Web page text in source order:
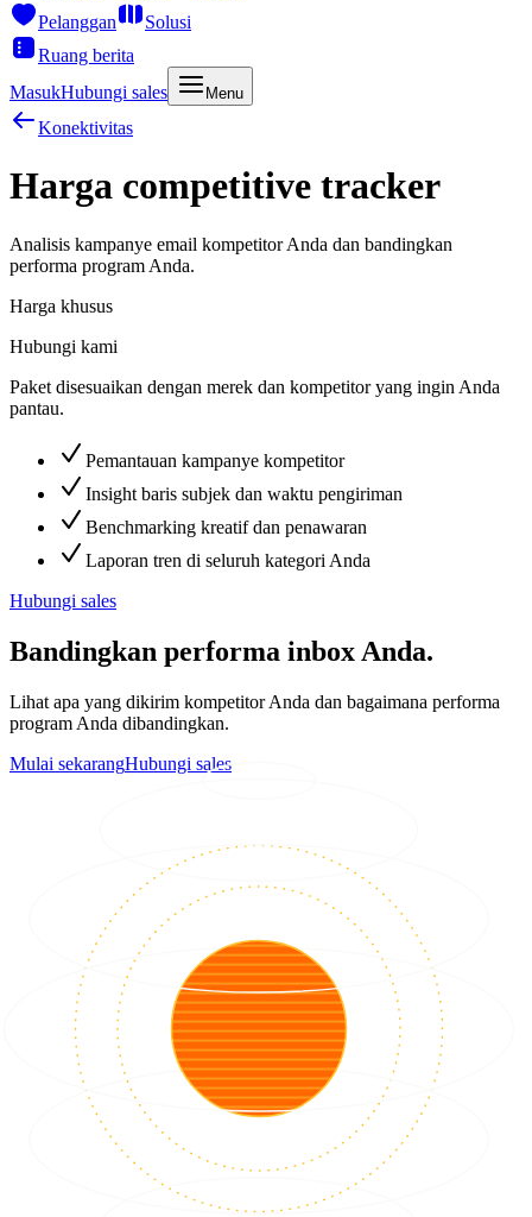
Pelanggan
Solusi
Ruang berita
MasukHubungi sales Menu
Konektivitas
Harga competitive tracker
Analisis kampanye email kompetitor Anda dan bandingkan
performa program Anda.
Harga khusus
Hubungi kami
Paket disesuaikan dengan merek dan kompetitor yang ingin Anda
pantau.
Pemantauan kampanye kompetitor
Insight baris subjek dan waktu pengiriman
Benchmarking kreatif dan penawaran
Laporan tren di seluruh kategori Anda
Hubungi sales
Bandingkan performa inbox Anda.
Lihat apa yang dikirim kompetitor Anda dan bagaimana performa
program Anda dibandingkan.
Mulai sekarangHubungi sales